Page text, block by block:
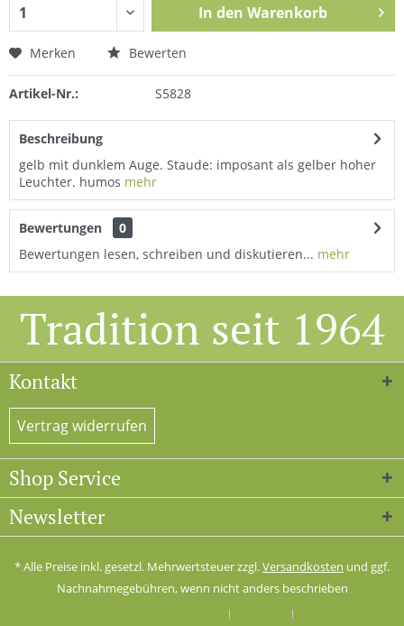
In den Warenkorb
Merken Bewerten
Artikel-Nr.: S5828
Beschreibung
gelb mit dunklem Auge. Staude: imposant als gelber hoher
Leuchter. humos mehr
Bewertungen
0
Bewertungen lesen, schreiben und diskutieren... mehr
Tradition seit 1964
Kontakt
Vertrag widerrufen
Shop Service
Newsletter
* Alle Preise inkl. gesetzl. Mehrwertsteuer zzgl.Versandkosten und ggf.
Nachnahmegebühren, wenn nicht anders beschrieben